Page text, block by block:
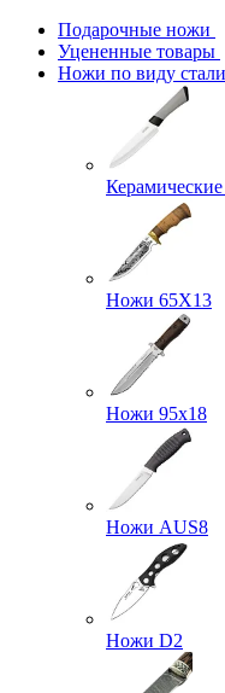
Подарочные ножи
Уцененные товары
Ножи по виду стали
Ножи 65Х13
Ножи 95х18
Ножи AUS8
Ножи D2